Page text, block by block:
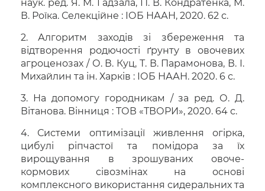
наук. ред. Я. М. Гадзала, П. В. Кондратенка, М.
В. Роїка. Селекційне : ІОБ НААН, 2020. 62 с.
2. Алгоритм заходів зі збереження та
відтворення родючості ґрунту в овочевих
агроценозах / О. В. Куц, Т. В. Парамонова, В. І.
Михайлин та ін. Харків : ІОБ НААН. 2020. 6 с.
3. На допомогу городникам / за ред. О. Д.
Вітанова. Вінниця : ТОВ «ТВОРИ», 2020. 64 с.
4. Системи оптимізації живлення огірка,
цибулі ріпчастої та помідора за їх
вирощування в зрошуваних овоче-
кормових сівозмінах на основі
комплексного використання сидеральних та